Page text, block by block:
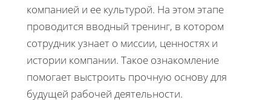
компанией и ее культурой. На этом этапе
проводится вводный тренинг, в котором
сотрудник узнает о миссии, ценностях и
истории компании. Такое ознакомление
помогает выстроить прочную основу для
будущей рабочей деятельности.